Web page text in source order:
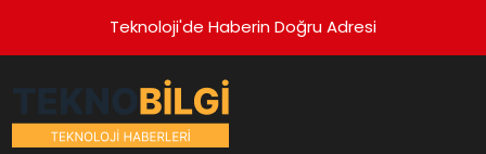
Teknoloji'de Haberin Doğru Adresi